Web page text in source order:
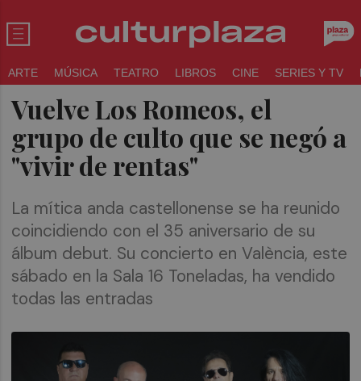
ARTE MÚSICA TEATRO LIBROS CINE SERIES Y TV
Vuelve Los Romeos, el
grupo de culto que se negó a
"vivir de rentas"
La mítica anda castellonense se ha reunido
coincidiendo con el 35 aniversario de su
álbum debut. Su concierto en València, este
sábado en la Sala 16 Toneladas, ha vendido
todas las entradas